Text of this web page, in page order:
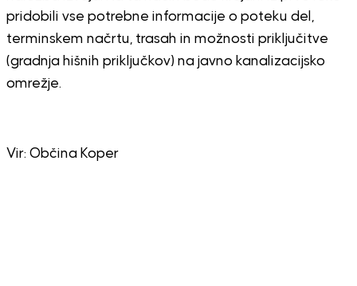
pridobili vse potrebne informacije o poteku del,
terminskem načrtu, trasah in možnosti priključitve
(gradnja hišnih priključkov) na javno kanalizacijsko
omrežje.
Vir: Občina Koper